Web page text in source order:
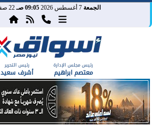
الجمعة 7 أغسطس 2026 09:05 صـ 22 صفر 1448
رئيس مجلس الإدارة
معتصم ابراهيم
رئيس التحرير
أشرف سعيد